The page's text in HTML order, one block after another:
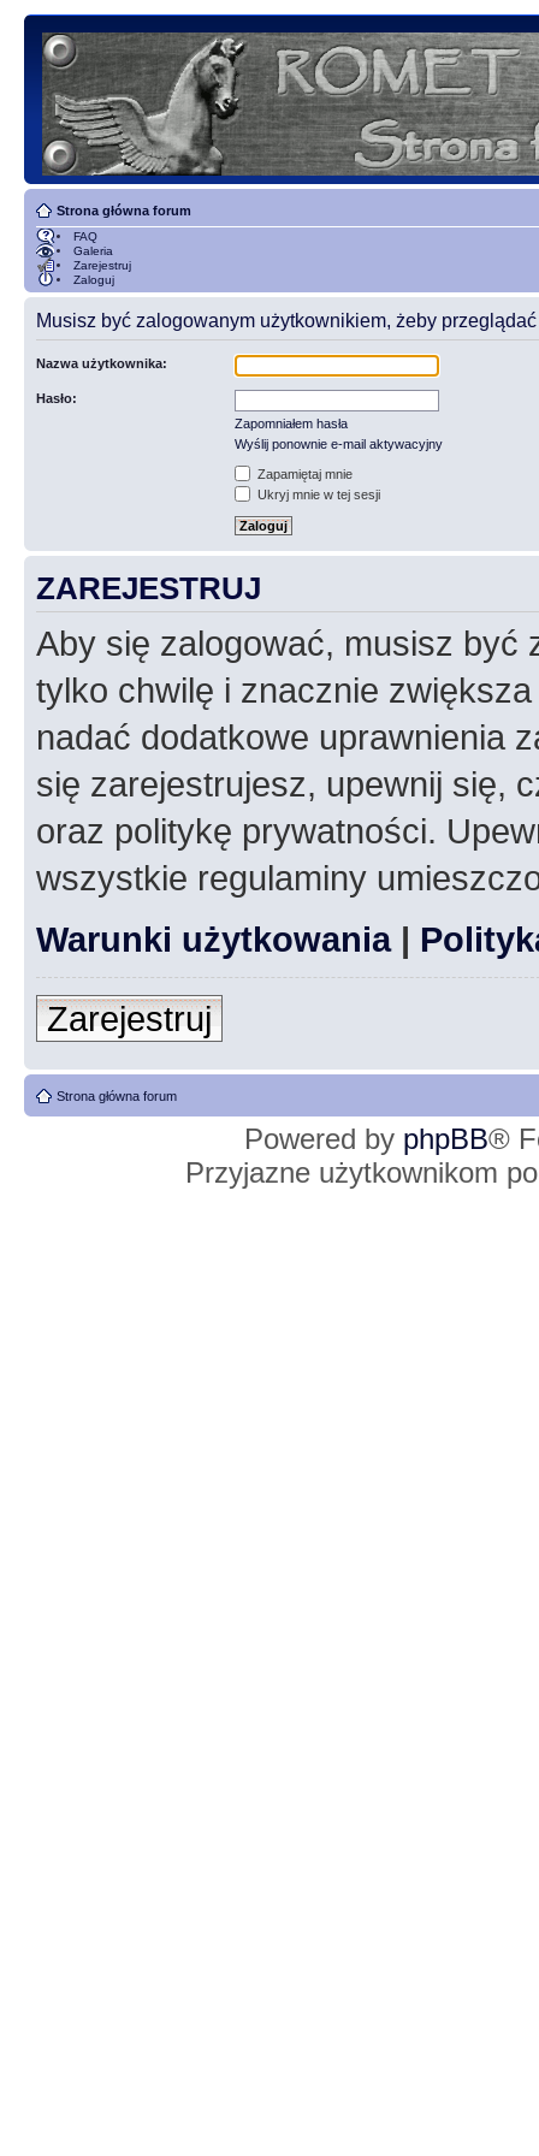
Strona główna forum
FAQ
Galeria
Zarejestruj
Zaloguj
Musisz być zalogowanym użytkownikiem, żeby przeglądać
Nazwa użytkownika:
Hasło:
Zapomniałem hasła
Wyślij ponownie e-mail aktywacyjny
Zapamiętaj mnie
Ukryj mnie w tej sesji
ZAREJESTRUJ
Aby się zalogować, musisz być
tylko chwilę i znacznie
nadać dodatkowe uprawnienia
się zarejestrujesz, upewnij się,
oraz politykę prywatności.
wszystkie regulaminy
Warunki użytkowania|
Zarejestruj
Strona główna forum
Powered by phpBB®
Przyjazne użytkownikom